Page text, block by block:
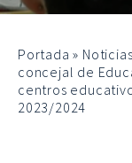
Portada » Noticias
concejal de
centros
2023/2024